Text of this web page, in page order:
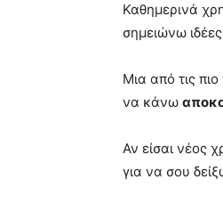
Καθημερινά
σημειώνω
Μια από τις
να κάνω
Αν είσαι νέος
για να σου